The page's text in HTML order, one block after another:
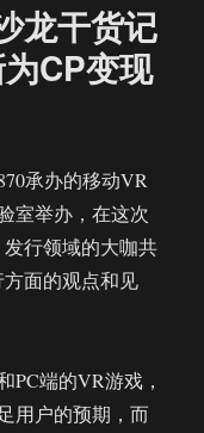
龙干货记
CP变现
承办的移动VR
室举办，在这次
行领域的大咖共
面的观点和见
PC端的VR游戏，
用户的预期，而